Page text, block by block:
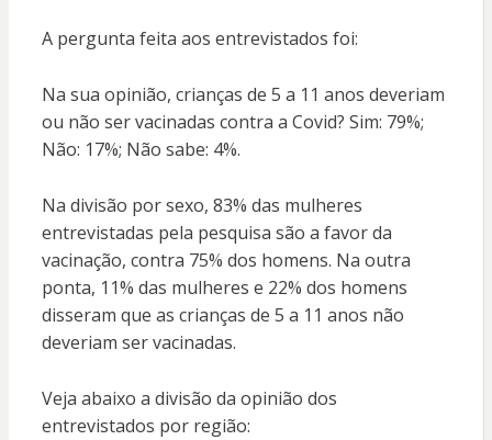
A pergunta feita aos entrevistados foi:
Na sua opinião, crianças de 5 a 11 anos deveriam
ou não ser vacinadas contra a Covid? Sim: 79%;
Não: 17%; Não sabe: 4%.
Na divisão por sexo, 83% das mulheres
entrevistadas pela pesquisa são a favor da
vacinação, contra 75% dos homens. Na outra
ponta, 11% das mulheres e 22% dos homens
disseram que as crianças de 5 a 11 anos não
deveriam ser vacinadas.
Veja abaixo a divisão da opinião dos
entrevistados por região: